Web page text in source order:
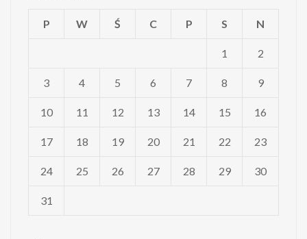
P W Ś C P S N
1 2
3 4 5 6 7 8 9
10 11 12 13 14 15 16
17 18 19 20 21 22 23
24 25 26 27 28 29 30
31